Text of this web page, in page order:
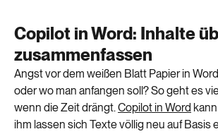
Copilot in Word: Inhalte
zusammenfassen
Angst vor dem weißen Blatt Papier in
oder wo man anfangen soll? So geht es
wenn die Zeit drängt.Copilot in Word
ihm lassen sich Texte völlig neu auf Basis